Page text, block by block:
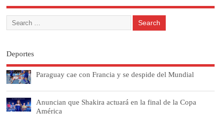
Deportes
Paraguay cae con Francia y se despide del Mundial
Anuncian que Shakira actuará en la final de la Copa
América